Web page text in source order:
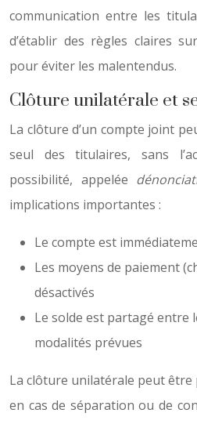
communication entre les
d’établir des règles claires
pour éviter les malentendus.
Clôture unilatérale et
La clôture d’un compte joint
seul des titulaires, sans
possibilité, appelée
implications importantes :
Le compte est
Les moyens de paiement
désactivés
Le solde est partagé entre
modalités prévues
La clôture unilatérale peut
en cas de séparation ou de